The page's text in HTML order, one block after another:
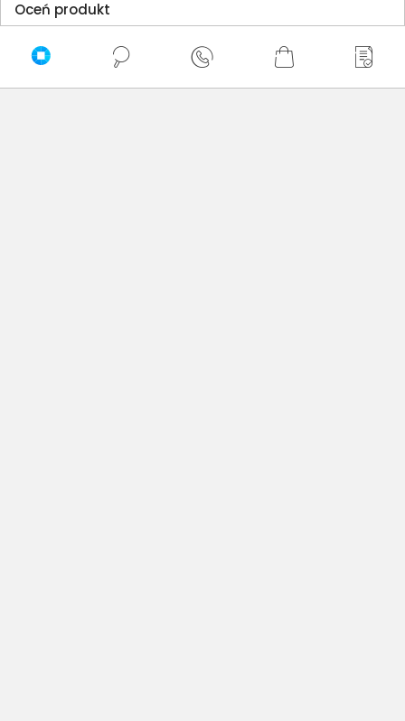
Oceń produkt
0/5 0 - ilość opinii o produkcie